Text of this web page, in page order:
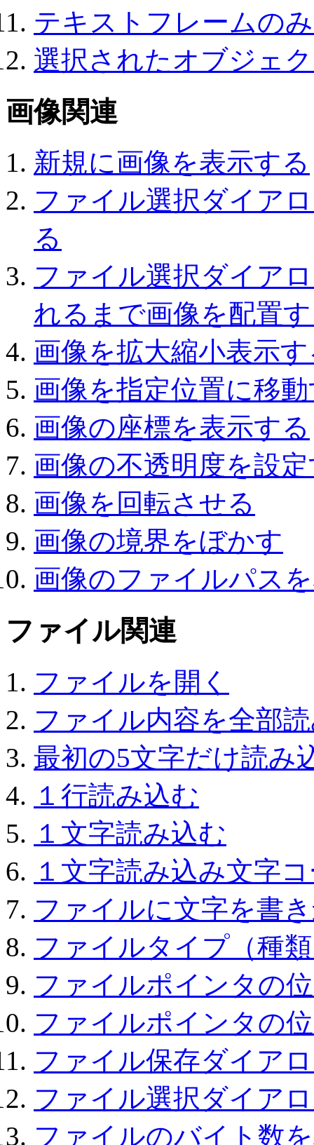
テキストフレームの
選択されたオブジェ
画像関連
新規に画像を表示する
ファイル選択ダイア
る
ファイル選択ダイア
れるまで画像を配置
画像を拡大縮小表示
画像を指定位置に移
画像の座標を表示する
画像の不透明度を設
画像を回転させる
画像の境界をぼかす
画像のファイルパス
ファイル関連
ファイルを開く
ファイル内容を全部
最初の5文字だけ読み
１行読み込む
１文字読み込む
１文字読み込み文字
ファイルに文字を書
ファイルタイプ（種
ファイルポインタの
ファイルポインタの
ファイル保存ダイア
ファイル選択ダイア
ファイルのバイト数